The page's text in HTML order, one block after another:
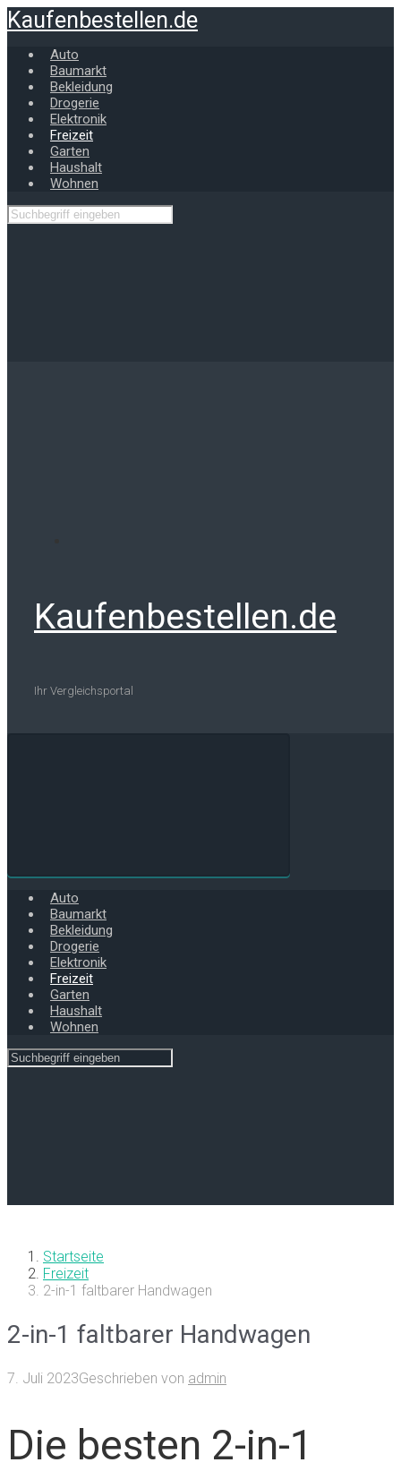
Zum
Hauptinhalt
springen
Kaufenbestellen.de
Auto
Baumarkt
Bekleidung
Drogerie
Elektronik
Freizeit
Garten
Haushalt
Wohnen
Kaufenbestellen.de
Ihr Vergleichsportal
Auto
Baumarkt
Bekleidung
Drogerie
Elektronik
Freizeit
Garten
Haushalt
Wohnen
Startseite
Freizeit
2-in-1 faltbarer Handwagen
2-in-1 faltbarer Handwagen
7. Juli 2023Geschrieben von admin
Die besten 2-in-1